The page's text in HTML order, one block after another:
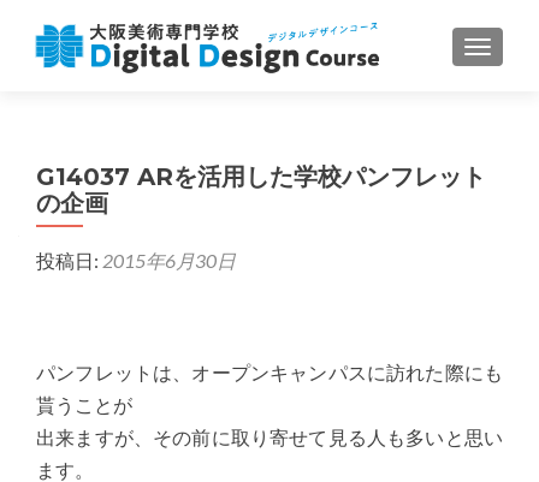
ナビゲ
G14037 ARを活用した学校パンフレット
の企画
投稿日: 2015年6月30日
パンフレットは、オープンキャンパスに訪れた際にも
貰うことが
出来ますが、その前に取り寄せて見る人も多いと思い
ます。